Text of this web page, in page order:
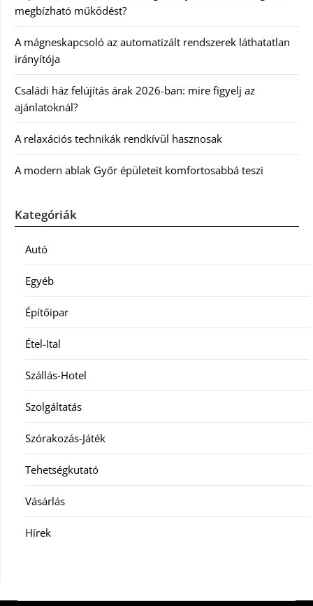
megbízható működést?
A mágneskapcsoló az automatizált rendszerek láthatatlan
irányítója
Családi ház felújítás árak 2026-ban: mire figyelj az
ajánlatoknál?
A relaxációs technikák rendkívül hasznosak
A modern ablak Győr épületeit komfortosabbá teszi
Kategóriák
Autó
Egyéb
Építőipar
Étel-Ital
Szállás-Hotel
Szolgáltatás
Szórakozás-Játék
Tehetségkutató
Vásárlás
Hírek